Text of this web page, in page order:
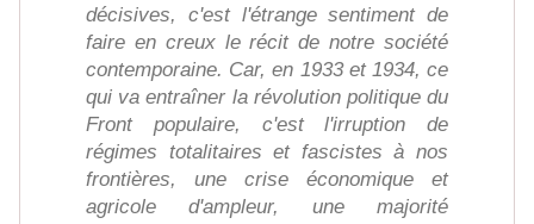
décisives, c'est l'étrange sentiment de
faire en creux le récit de notre société
contemporaine. Car, en 1933 et 1934, ce
qui va entraîner la révolution politique du
Front populaire, c'est l'irruption de
régimes totalitaires et fascistes à nos
frontières, une crise économique et
agricole d'ampleur, une majorité